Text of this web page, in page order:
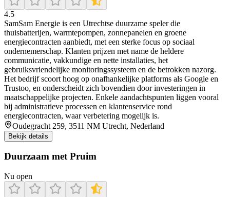
4.5
SamSam Energie is een Utrechtse duurzame speler die
thuisbatterijen, warmtepompen, zonnepanelen en groene
energiecontracten aanbiedt, met een sterke focus op sociaal
ondernemerschap. Klanten prijzen met name de heldere
communicatie, vakkundige en nette installaties, het
gebruiksvriendelijke monitoringssysteem en de betrokken nazorg.
Het bedrijf scoort hoog op onafhankelijke platforms als Google en
Trustoo, en onderscheidt zich bovendien door investeringen in
maatschappelijke projecten. Enkele aandachtspunten liggen vooral
bij administratieve processen en klantenservice rond
energiecontracten, waar verbetering mogelijk is.
Oudegracht 259, 3511 NM Utrecht, Nederland
Bekijk details
Duurzaam met Pruim
Nu open